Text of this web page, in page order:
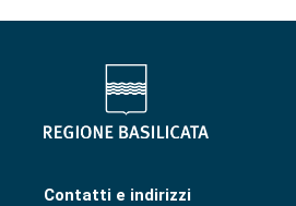
Contatti e indirizzi